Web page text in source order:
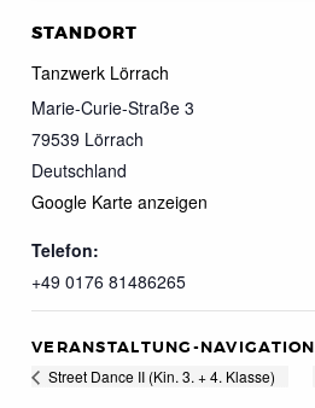
STANDORT
Tanzwerk Lörrach
Marie-Curie-Straße 3
79539 Lörrach
Deutschland
Google Karte anzeigen
Telefon:
+49 0176 81486265
VERANSTALTUNG-NAVIGATION
Street Dance II (Kin. 3. + 4. Klasse)